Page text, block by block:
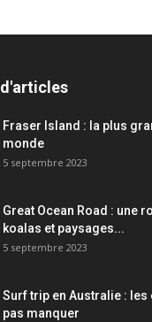
Fraser Island : la plus
monde
5 septembre 2023
Great Ocean Road : une
koalas et paysages...
5 septembre 2023
Surf trip en Australie : les
pas manquer